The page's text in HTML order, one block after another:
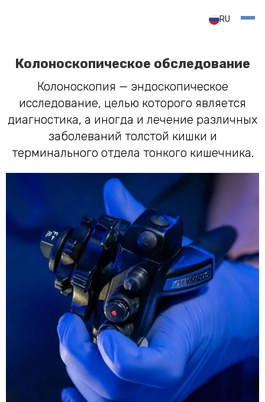
RU
Колоноскопическое обследование
Колоноскопия — эндоскопическое
исследование, целью которого является
диагностика, а иногда и лечение различных
заболеваний толстой кишки и
терминального отдела тонкого кишечника.